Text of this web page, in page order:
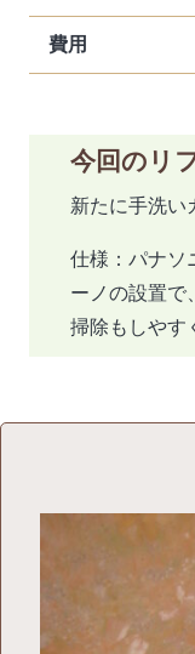
費用
今回のリ
新たに手洗い
仕様：パナソ
ーノの設置で、
掃除もしやす